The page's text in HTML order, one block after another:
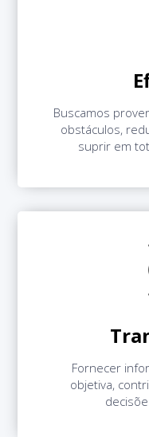
Buscamos
obstáculos,
suprir em
Fornecer
objetiva,